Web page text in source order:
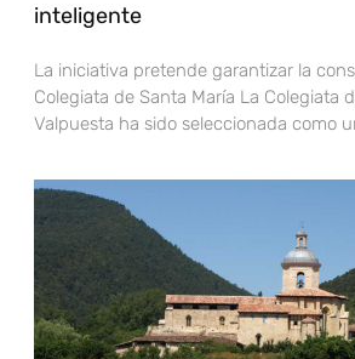
inteligente
La iniciativa pretende garantizar la
Colegiata de Santa María La Colegiata
Valpuesta ha sido seleccionada como